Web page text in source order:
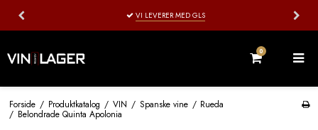
VI LEVERER MED GLS
0
Forside / Produktkatalog / VIN / Spanske vine / Rueda
/ Belondrade Quinta Apolonia